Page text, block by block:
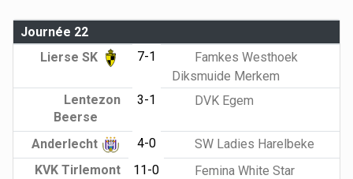
Journée 22
Lierse SK
7-1
Famkes Westhoek
Diksmuide Merkem
Lentezon
Beerse
3-1 DVK Egem
Anderlecht 4-0
SW Ladies Harelbeke
KVK Tirlemont
11-0 Femina White Star